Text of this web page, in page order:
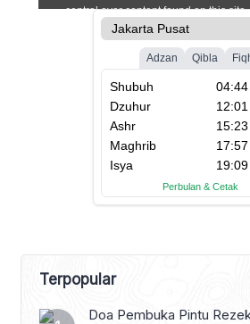
Terpopular
Doa Pembuka Pintu